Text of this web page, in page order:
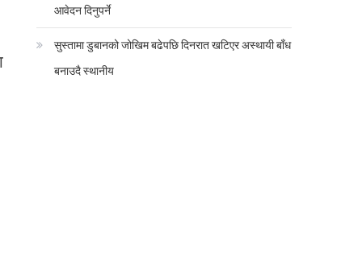
आवेदन दिनुपर्ने
सुस्तामा डुबानको जोखिम बढेपछि दिनरात खटिएर अस्थायी बाँध
बनाउदै स्थानीय